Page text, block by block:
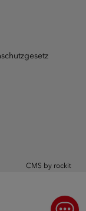
CMS by rockit